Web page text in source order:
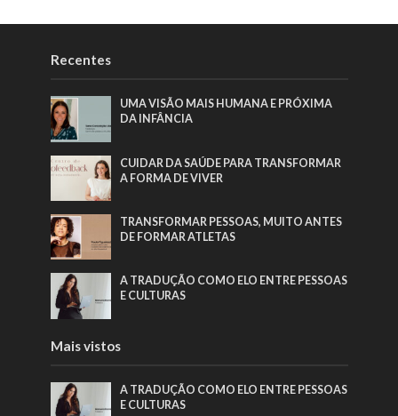
Recentes
UMA VISÃO MAIS HUMANA E PRÓXIMA
DA INFÂNCIA
CUIDAR DA SAÚDE PARA TRANSFORMAR
A FORMA DE VIVER
TRANSFORMAR PESSOAS, MUITO ANTES
DE FORMAR ATLETAS
A TRADUÇÃO COMO ELO ENTRE PESSOAS
E CULTURAS
Mais vistos
A TRADUÇÃO COMO ELO ENTRE PESSOAS
E CULTURAS